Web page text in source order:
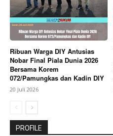
Ribuan Warga DIY Antusias
Nobar Final Piala Dunia 2026
Bersama Korem
072/Pamungkas dan Kadin DIY
20 Juli 2026
PROFILE